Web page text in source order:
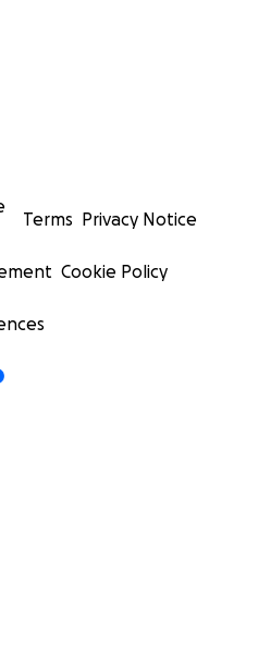
Terms Privacy Notice
Cookie Policy